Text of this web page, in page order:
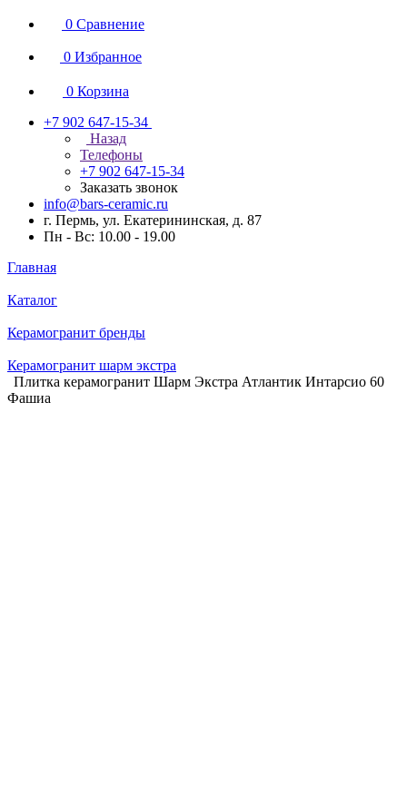
0 Сравнение
0 Избранное
0 Корзина
+7 902 647-15-34
Назад
Телефоны
+7 902 647-15-34
Заказать звонок
info@bars-ceramic.ru
г. Пермь, ул. Екатерининская, д. 87
Пн - Вс: 10.00 - 19.00
Главная
Каталог
Керамогранит бренды
Керамогранит шарм экстра
Плитка керамогранит Шарм Экстра Атлантик Интарсио 60
Фашиа